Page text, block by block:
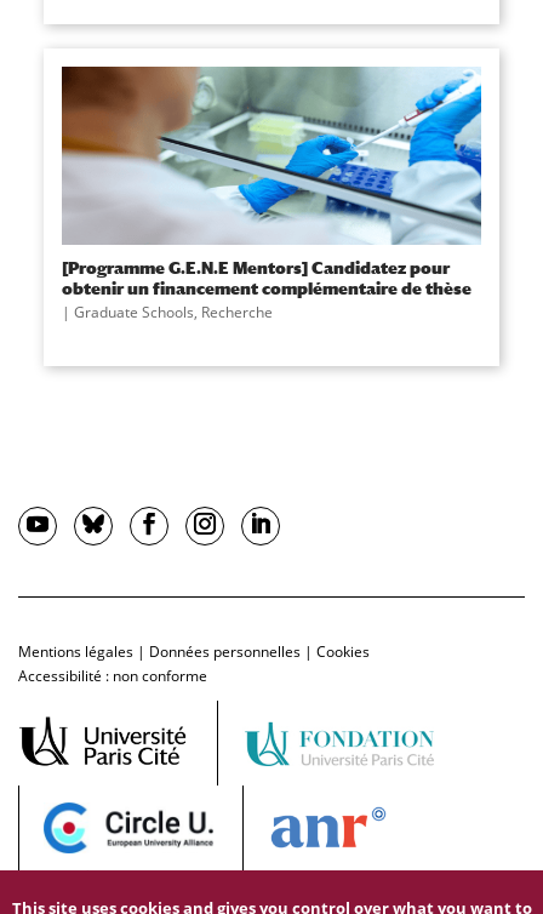
[Programme G.E.N.E Mentors] Candidatez pour
obtenir un financement complémentaire de thèse
Graduate Schools, Recherche
Mentions légales | Données personnelles | Cookies
Accessibilité : non conforme
This site uses cookies and gives you control over what you want to